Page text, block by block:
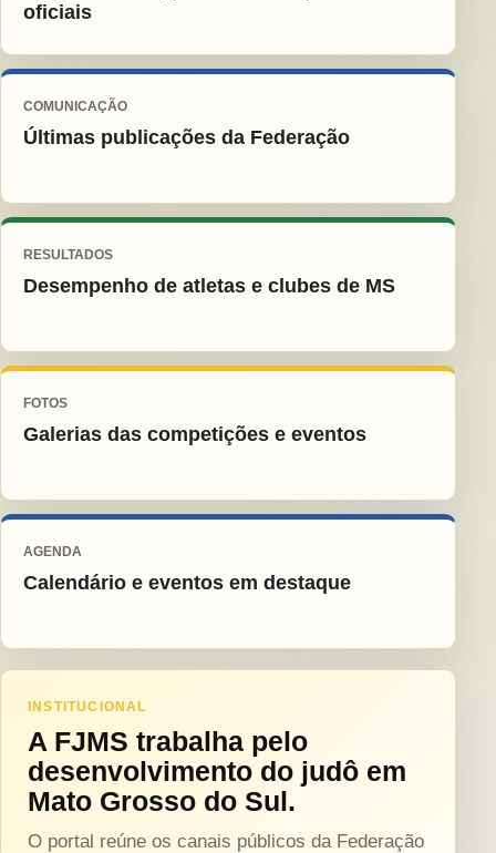
oficiais
COMUNICAÇÃO
Últimas publicações da Federação
RESULTADOS
Desempenho de atletas e clubes de MS
FOTOS
Galerias das competições e eventos
AGENDA
Calendário e eventos em destaque
INSTITUCIONAL
A FJMS trabalha pelo
desenvolvimento do judô em
Mato Grosso do Sul.
O portal reúne os canais públicos da Federação